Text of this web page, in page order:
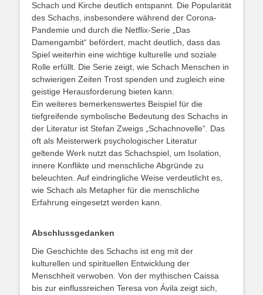
Schach und Kirche deutlich entspannt. Die Popularität
des Schachs, insbesondere während der Corona-
Pandemie und durch die Netflix-Serie „Das
Damengambit“ befördert, macht deutlich, dass das
Spiel weiterhin eine wichtige kulturelle und soziale
Rolle erfüllt. Die Serie zeigt, wie Schach Menschen in
schwierigen Zeiten Trost spenden und zugleich eine
geistige Herausforderung bieten kann.
Ein weiteres bemerkenswertes Beispiel für die
tiefgreifende symbolische Bedeutung des Schachs in
der Literatur ist Stefan Zweigs „Schachnovelle“. Das
oft als Meisterwerk psychologischer Literatur
geltende Werk nutzt das Schachspiel, um Isolation,
innere Konflikte und menschliche Abgründe zu
beleuchten. Auf eindringliche Weise verdeutlicht es,
wie Schach als Metapher für die menschliche
Erfahrung eingesetzt werden kann.
Abschlussgedanken
Die Geschichte des Schachs ist eng mit der
kulturellen und spirituellen Entwicklung der
Menschheit verwoben. Von der mythischen Caissa
bis zur einflussreichen Teresa von Ávila zeigt sich,